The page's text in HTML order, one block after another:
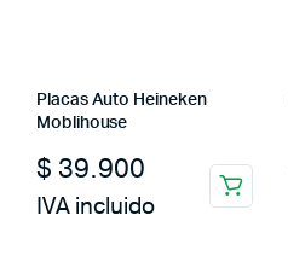
Placas Auto Heineken
Moblihouse
$ 39.900
IVA incluido